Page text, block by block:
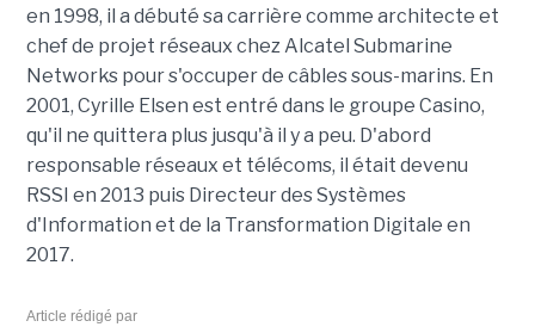
en 1998, il a débuté sa carrière comme architecte et
chef de projet réseaux chez Alcatel Submarine
Networks pour s'occuper de câbles sous-marins. En
2001, Cyrille Elsen est entré dans le groupe Casino,
qu'il ne quittera plus jusqu'à il y a peu. D'abord
responsable réseaux et télécoms, il était devenu
RSSI en 2013 puis Directeur des Systèmes
d'Information et de la Transformation Digitale en
2017.
Article rédigé par